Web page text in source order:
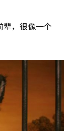
辈，很像一个